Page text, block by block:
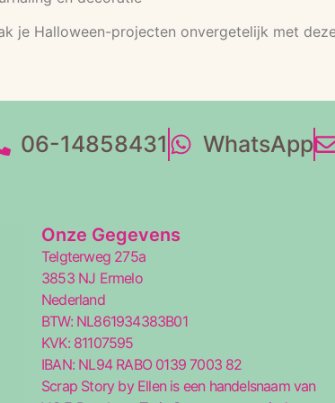
je Halloween-projecten onvergetelijk met
06-14858431 WhatsApp
Onze Gegevens
Telgterweg 275a
3853 NJ Ermelo
Nederland
BTW: NL861934383B01
KVK: 81107595
IBAN: NL94 RABO 0139 7003 82
Scrap Story by Ellen is een handelsnaam van